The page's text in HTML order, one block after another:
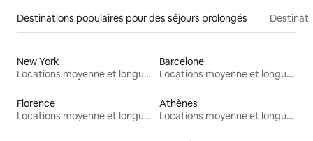
Destinations populaires pour des séjours prolongés
New York
Locations moyenne et longue durée
Barcelone
Locations moyenne et longue durée
Florence
Locations moyenne et longue durée
Athènes
Locations moyenne et longue durée